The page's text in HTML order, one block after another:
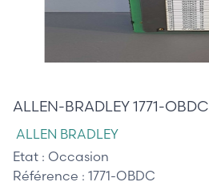
ALLEN-BRADLEY 1771-OBDC
ALLEN BRADLEY
Etat : Occasion
Référence : 1771-OBDC